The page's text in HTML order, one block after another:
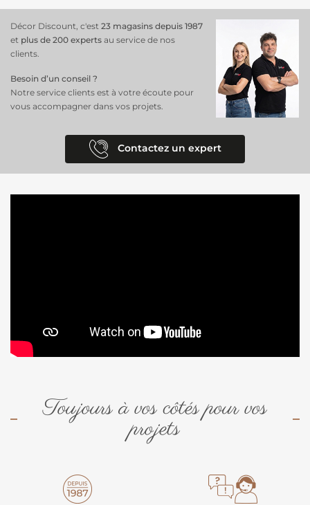
Décor Discount, c'est 23 magasins depuis 1987
et plus de 200 experts au service de nos
clients.
Besoin d’un conseil ?
Notre service clients est à votre écoute pour
vous accompagner dans vos projets.
Contactez un expert
Toujours à vos côtés pour vos
projets